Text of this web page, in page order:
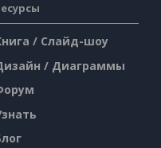
/ Слайд-шоу
/ Диаграммы